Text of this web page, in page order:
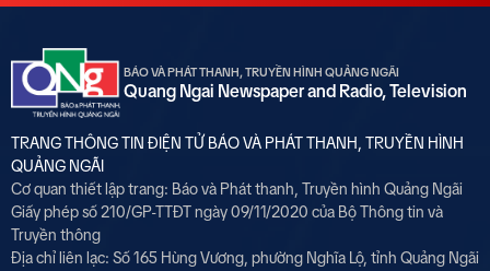
BÁO VÀ PHÁT THANH, TRUYỀN HÌNH QUẢNG NGÃI
Quang Ngai Newspaper and Radio, Television
TRANG THÔNG TIN ĐIỆN TỬ BÁO VÀ PHÁT THANH, TRUYỀN HÌNH
QUẢNG NGÃI
Cơ quan thiết lập trang: Báo và Phát thanh, Truyền hình Quảng Ngãi
Giấy phép số 210/GP-TTĐT ngày 09/11/2020 của Bộ Thông tin và
Truyền thông
Địa chỉ liên lạc: Số 165 Hùng Vương, phường Nghĩa Lộ, tỉnh Quảng Ngãi